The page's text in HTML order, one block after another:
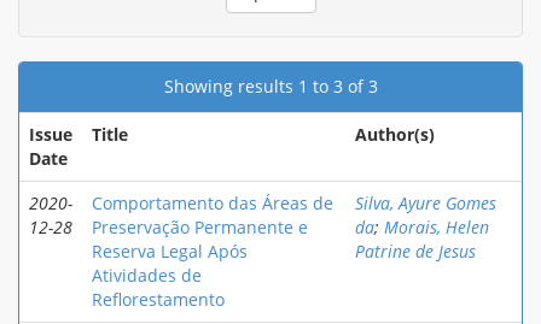
Showing results 1 to 3 of 3
Issue
Date
Title Author(s)
2020-
12-28
Comportamento das Áreas de
Preservação Permanente e
Reserva Legal Após
Atividades de
Reflorestamento
Silva, Ayure Gomes
da; Morais, Helen
Patrine de Jesus